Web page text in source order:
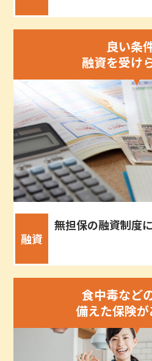
良い条
融資を受け
融資
無担保の融資制度
食中毒など
備えた保険